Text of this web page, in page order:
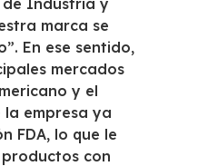
marca se
En ese sentido,
mercados
y el
empresa ya
FDA, lo que le
con